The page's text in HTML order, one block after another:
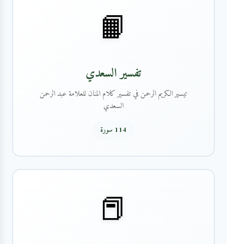
📙
تفسير السعدي
تيسير الكريم الرحمن في تفسير كلام المنان للعلامة عبد الرحمن
السعدي
114 سورة
📕